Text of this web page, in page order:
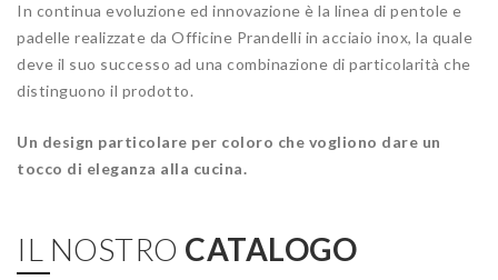
In continua evoluzione ed innovazione è la linea di pentole e
padelle realizzate da Officine Prandelli in acciaio inox, la quale
deve il suo successo ad una combinazione di particolarità che
distinguono il prodotto.
Un design particolare per coloro che vogliono dare un
tocco di eleganza alla cucina.
IL NOSTRO CATALOGO